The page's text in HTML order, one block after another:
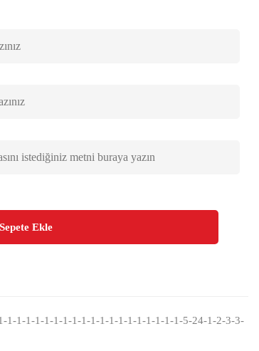
Sepete Ekle
1-1-1-1-1-1-1-1-1-1-1-1-1-1-1-1-1-1-1-5-24-1-2-3-3-